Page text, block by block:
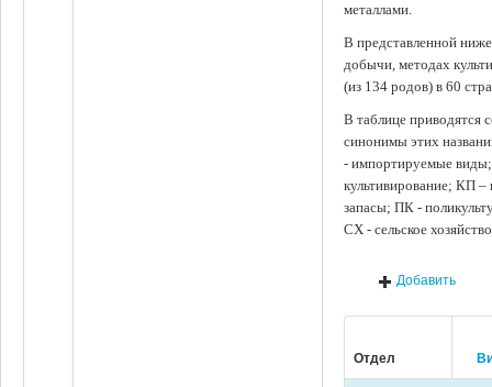
металлами.
В представленной
добычи, методах
(из 134 родов) в 60
В таблице приводятся
синонимы этих
- импортируемые
культивирование; КП
запасы; ПК -
СХ - сельское
Добавить
Отдел